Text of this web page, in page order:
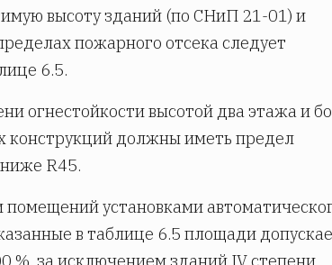
высоту зданий (по СНиП 21-01) и
пожарного отсека следует
6.5.
огнестойкости высотой два этажа и
конструкций должны иметь предел
R45.
помещений установками
в таблице 6.5 площади
%, за исключением зданий IV степени